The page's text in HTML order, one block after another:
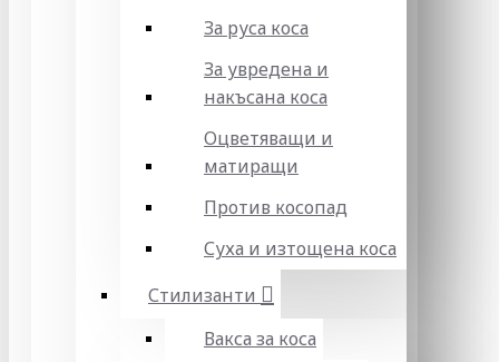
За руса коса
За увредена и
накъсана коса
Оцветяващи и
матиращи
Против косопад
Суха и изтощена коса
Стилизанти
Вакса за коса